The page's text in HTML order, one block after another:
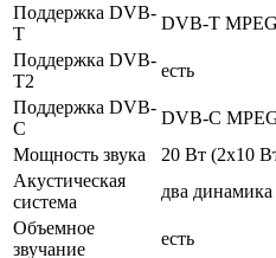
Поддержка DVB-
T
DVB-T
Поддержка DVB-
T2
есть
Поддержка DVB-
C
DVB-C
Мощность звука
20 Вт (2х10
Акустическая
система
два динамика
Объемное
звучание
есть